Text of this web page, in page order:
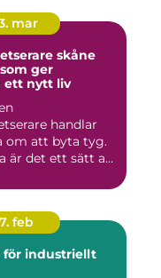
mar
skåne
ger
ett nytt liv
handlar
om att byta tyg.
är det ett sätt att
feb
för industriellt